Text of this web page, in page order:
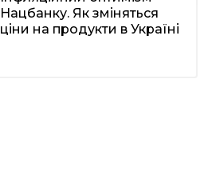
Нацбанку. Як зміняться
ціни на продукти в Україні